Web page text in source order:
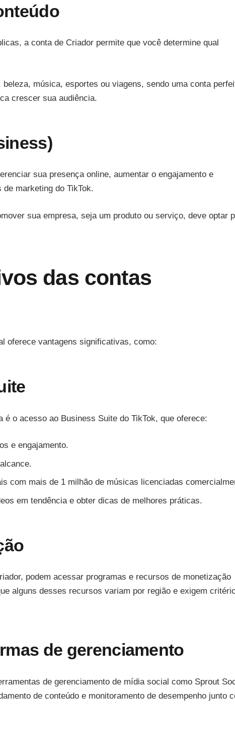
a conta de Criador permite que você determine qual
música, esportes ou viagens, sendo uma conta
crescer sua audiência.
sua presença online, aumentar o engajamento e
marketing do TikTok.
sua empresa, seja um produto ou serviço, deve optar
das contas
oferece vantagens significativas, como:
o acesso ao Business Suite do TikTok, que oferece:
e engajamento.
com mais de 1 milhão de músicas licenciadas
em tendência e obter dicas de melhores práticas.
podem acessar programas e recursos de monetização
alguns desses recursos variam por região e exigem
de gerenciamento
de gerenciamento de mídia social como Sprout
de conteúdo e monitoramento de desempenho junto